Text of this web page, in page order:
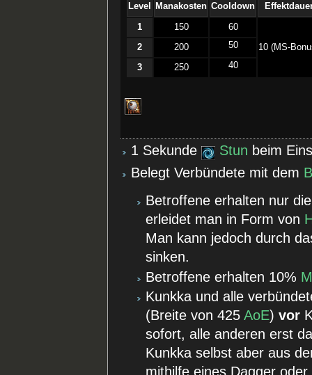
Level Manakosten Cooldown
1 150 60
10 (MS-
2 200 50
3 250 40
1 Sekunde Stun beim
Belegt Verbündete mit dem
Betroffene erhalten nur
erleidet man in Form von
Man kann jedoch durch
sinken.
Betroffene erhalten 10%
Kunkka und alle
(Breite von 425 AoE) vor
sofort, alle anderen erst
Kunkka selbst aber aus
mithilfe eines Dagger